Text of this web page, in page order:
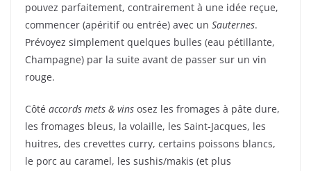
pouvez parfaitement, contrairement à une idée reçue,
commencer (apéritif ou entrée) avec un Sauternes.
Prévoyez simplement quelques bulles (eau pétillante,
Champagne) par la suite avant de passer sur un vin
rouge.
Côté accords mets & vins osez les fromages à pâte dure,
les fromages bleus, la volaille, les Saint-Jacques, les
huitres, des crevettes curry, certains poissons blancs,
le porc au caramel, les sushis/makis (et plus